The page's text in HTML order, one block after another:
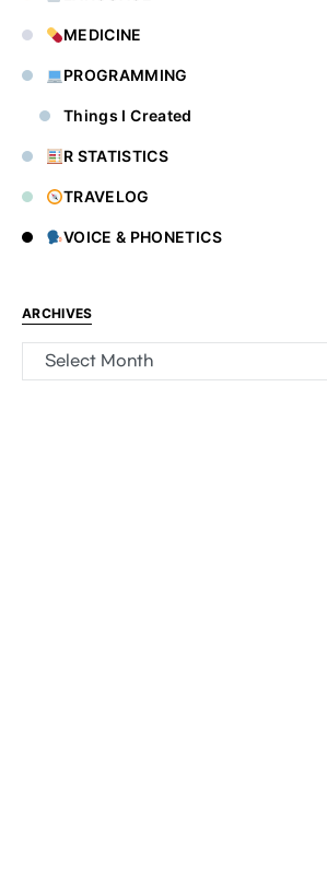
MEDICINE
PROGRAMMING
Things I Created
R STATISTICS
TRAVELOG
VOICE & PHONETICS
ARCHIVES
Archives